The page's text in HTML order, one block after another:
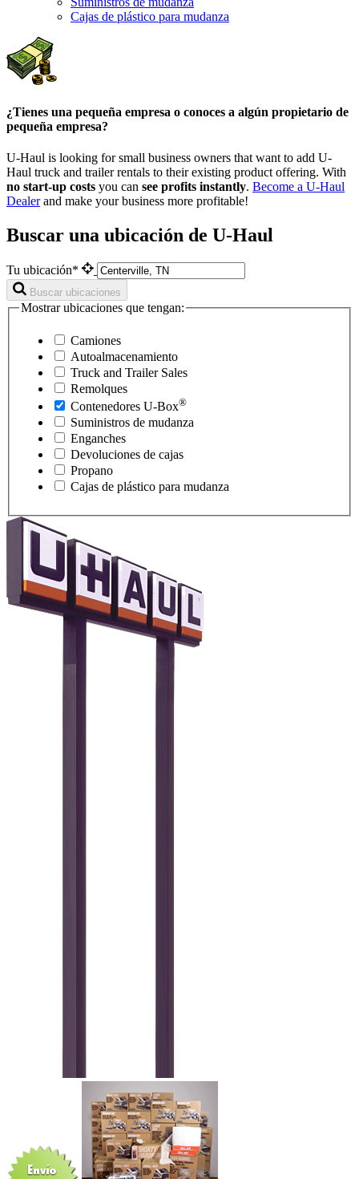
Cajas de plástico para mudanza
¿Tienes una pequeña empresa o conoces a algún propietario de
pequeña empresa?
U-Haul is looking for small business owners that want to add U-
Haul truck and trailer rentals to their existing product offering. With
no start-up costs you can see profits instantly. Become a U-Haul
Dealerand make your business more profitable!
Buscar una ubicación de U-Haul
Tu ubicación*
Buscar ubicaciones
Mostrar ubicaciones que tengan:
Camiones
Autoalmacenamiento
Truck and Trailer Sales
Remolques
Contenedores U-Box®
Suministros de mudanza
Enganches
Devoluciones de cajas
Propano
Cajas de plástico para mudanza